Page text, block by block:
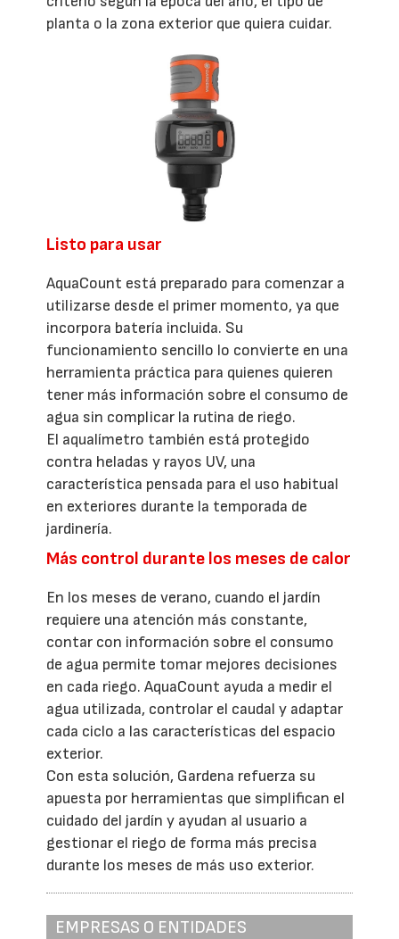
planta o la zona exterior que quiera cuidar.
Listo para usar
AquaCount está preparado para comenzar a
utilizarse desde el primer momento, ya que
incorpora batería incluida. Su
funcionamiento sencillo lo convierte en una
herramienta práctica para quienes quieren
tener más información sobre el consumo de
agua sin complicar la rutina de riego.
El aqualímetro también está protegido
contra heladas y rayos UV, una
característica pensada para el uso habitual
en exteriores durante la temporada de
jardinería.
Más control durante los meses de calor
En los meses de verano, cuando el jardín
requiere una atención más constante,
contar con información sobre el consumo
de agua permite tomar mejores decisiones
en cada riego. AquaCount ayuda a medir el
agua utilizada, controlar el caudal y adaptar
cada ciclo a las características del espacio
exterior.
Con esta solución, Gardena refuerza su
apuesta por herramientas que simplifican el
cuidado del jardín y ayudan al usuario a
gestionar el riego de forma más precisa
durante los meses de más uso exterior.
EMPRESAS O ENTIDADES